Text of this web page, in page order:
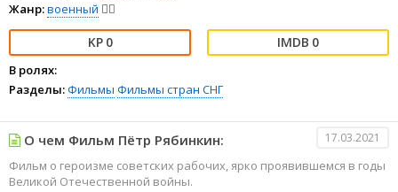
Жанр:военный 👨‍✈️
0 0
В ролях:
Разделы:Фильмы Фильмы стран СНГ
О чем Фильм Пётр Рябинкин: 17.03.2021
Фильм о героизме советских рабочих, ярко проявившемся в годы
Великой Отечественной войны.